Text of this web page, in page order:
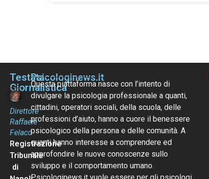
Testata
Giornalistica
Direttore
Raffaele
Felaco
Registrazione
Tribunale
di
Psicologinews.it
Questa piattaforma nasce con l’intento di
divulgare la psicologia professionale a quanti,
cittadini, operatori sociali, della scuola, delle
professioni d’aiuto, hanno a cuore il benessere
psicologico della persona e delle comunità. A
quanti hanno interesse a comprendere ed
approfondire le nuove conoscenze sullo
sviluppo e il comportamento umano.